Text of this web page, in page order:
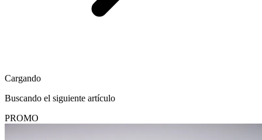
Cargando
Buscando el siguiente artículo
PROMO